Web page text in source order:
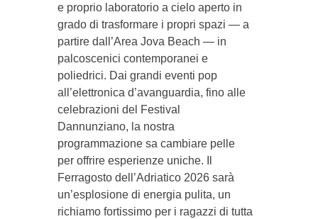
e proprio laboratorio a cielo aperto in
grado di trasformare i propri spazi — a
partire dall’Area Jova Beach — in
palcoscenici contemporanei e
poliedrici. Dai grandi eventi pop
all’elettronica d’avanguardia, fino alle
celebrazioni del Festival
Dannunziano, la nostra
programmazione sa cambiare pelle
per offrire esperienze uniche. Il
Ferragosto dell’Adriatico 2026 sarà
un’esplosione di energia pulita, un
richiamo fortissimo per i ragazzi di tutta